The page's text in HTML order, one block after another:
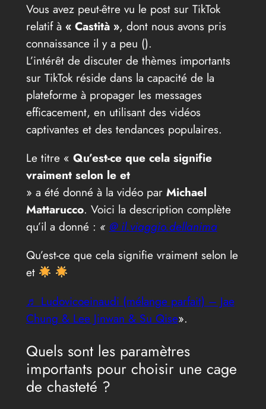
Vous avez peut-être vu le post sur TikTok
relatif à « Castità », dont nous avons pris
connaissance il y a peu ().
L’intérêt de discuter de thèmes importants
sur TikTok réside dans la capacité de la
plateforme à propager les messages
efficacement, en utilisant des vidéos
captivantes et des tendances populaires.
Le titre « Qu’est-ce que cela signifie
vraiment selon le et
» a été donné à la vidéo par Michael
Mattarucco. Voici la description complète
qu’il a donné : « @ il.viaggio.dellanima
Qu’est-ce que cela signifie vraiment selon le
et
♬ Ludovicoeinaudi (mélange parfait) – Jae
Chung & Lee Jinwan & Su Qise».
Quels sont les paramètres
importants pour choisir une cage
de chasteté ?